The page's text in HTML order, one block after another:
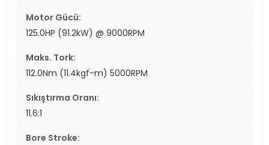
Motor Gücü:
125.0HP (91.2kW) @ 9000RPM
Maks. Tork:
112.0Nm (11.4kgf-m) 5000RPM
Sıkıştırma Oranı:
11.6:1
Bore Stroke: